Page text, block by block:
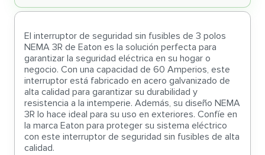
El interruptor de seguridad sin fusibles de 3 polos
NEMA 3R de Eaton es la solución perfecta para
garantizar la seguridad eléctrica en su hogar o
negocio. Con una capacidad de 60 Amperios, este
interruptor está fabricado en acero galvanizado de
alta calidad para garantizar su durabilidad y
resistencia a la intemperie. Además, su diseño NEMA
3R lo hace ideal para su uso en exteriores. Confíe en
la marca Eaton para proteger su sistema eléctrico
con este interruptor de seguridad sin fusibles de alta
calidad.